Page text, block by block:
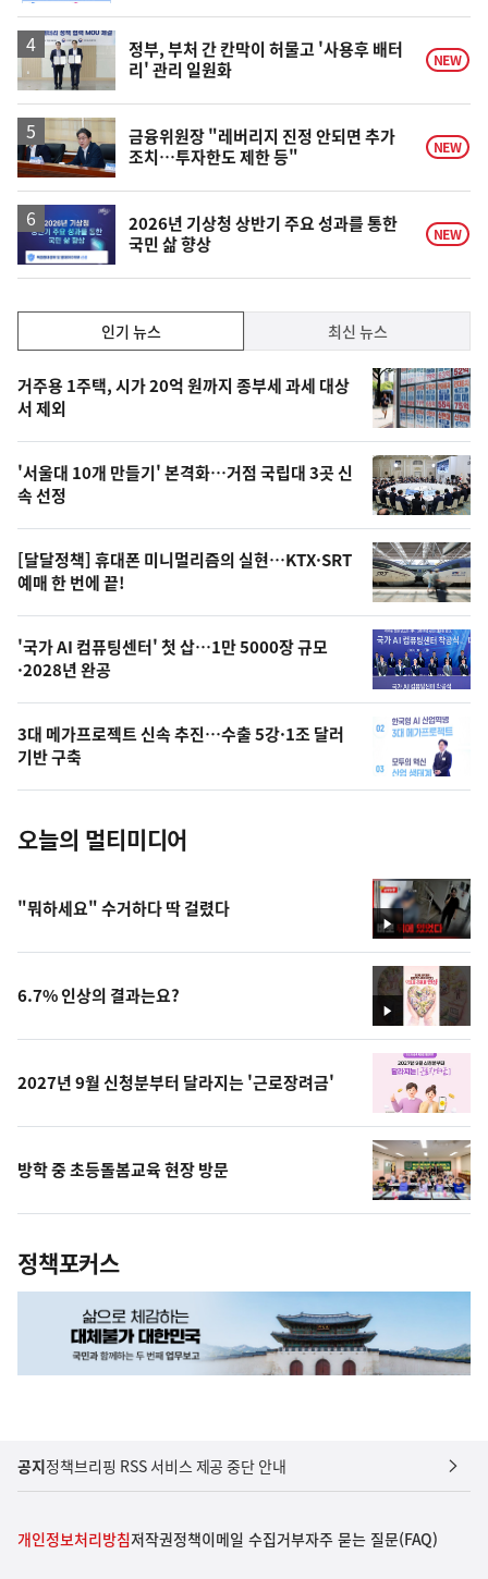
정부, 부처 간 칸막이 허물고 '사용후 배터
리' 관리 일원화
NEW
금융위원장 "레버리지 진정 안되면 추가
조치…투자한도 제한 등"
NEW
2026년 기상청 상반기 주요 성과를 통한
국민 삶 향상
NEW
기,
최
신,
오
늘
의
영
상
오
의
사
진
인기 뉴스 최신 뉴스
인
기
뉴
스
거주용 1주택, 시가 20억 원까지 종부세 과세 대상
서 제외
'서울대 10개 만들기' 본격화…거점 국립대 3곳 신
속 선정
[달달정책] 휴대폰 미니멀리즘의 실현…KTX·SRT
예매 한 번에 끝!
'국가 AI 컴퓨팅센터' 첫 삽…1만 5000장 규모
·2028년 완공
3대 메가프로젝트 신속 추진…수출 5강·1조 달러
기반 구축
오늘의 멀티미디어
영
상
"뭐하세요" 수거하다 딱 걸렸다
영
상
6.7% 인상의 결과는요?
2027년 9월 신청분부터 달라지는 '근로장려금'
방학 중 초등돌봄교육 현장 방문
정책포커스
공지정책브리핑 RSS 서비스 제공 중단 안내
개인정보처리방침저작권정책이메일 수집거부자주 묻는 질문(FAQ)